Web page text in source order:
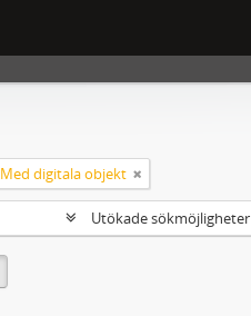
Med digitala objekt
Utökade sökmöjligheter